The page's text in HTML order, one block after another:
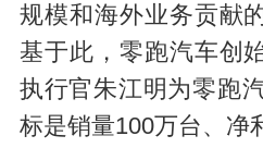
规模和海外业务贡献
基于此，零跑汽车创
执行官朱江明为零跑
标是销量100万台、净